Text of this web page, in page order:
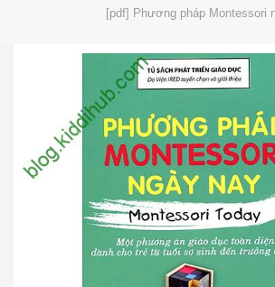
[pdf] Phương pháp Montessori